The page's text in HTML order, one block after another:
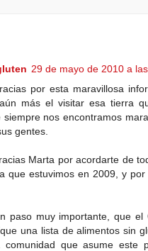
29 de mayo de 2010 a
por esta maravillosa
más el visitar esa tierra
nos encontramos
gentes.
Marta por acordarte de
que estuvimos en 2009, y
paso muy importante, que el
una lista de alimentos sin
comunidad que asume este